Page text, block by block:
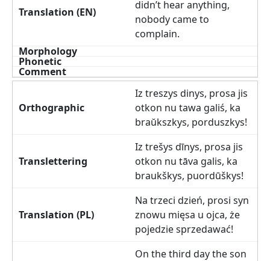
didn’t hear anything,
nobody came to
complain.
Iz treszys dinys, prosa jis
otkon nu tawa galiś, ka
braŭkszkys, porduszkys!
Iz trešys dīnys, prosa jis
otkon nu tāva galis, ka
braukškys, puordūškys!
Na trzeci dzień, prosi syn
znowu mięsa u ojca, że
pojedzie sprzedawać!
On the third day the son